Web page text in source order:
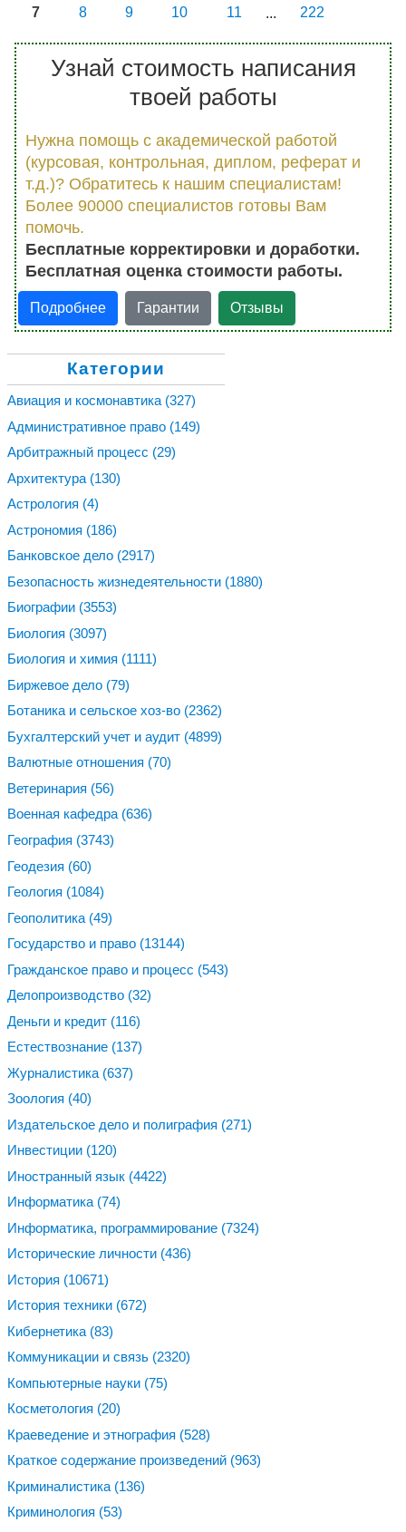
7 8 9 10 11 ... 222
Узнай стоимость написания
твоей работы
Нужна помощь с академической работой
(курсовая, контрольная, диплом, реферат и
т.д.)? Обратитесь к нашим специалистам!
Более 90000 специалистов готовы Вам
помочь.
Бесплатные корректировки и доработки.
Бесплатная оценка стоимости работы.
Подробнее Гарантии Отзывы
Категории
Авиация и космонавтика (327)
Административное право (149)
Арбитражный процесс (29)
Архитектура (130)
Астрология (4)
Астрономия (186)
Банковское дело (2917)
Безопасность жизнедеятельности (1880)
Биографии (3553)
Биология (3097)
Биология и химия (1111)
Биржевое дело (79)
Ботаника и сельское хоз-во (2362)
Бухгалтерский учет и аудит (4899)
Валютные отношения (70)
Ветеринария (56)
Военная кафедра (636)
География (3743)
Геодезия (60)
Геология (1084)
Геополитика (49)
Государство и право (13144)
Гражданское право и процесс (543)
Делопроизводство (32)
Деньги и кредит (116)
Естествознание (137)
Журналистика (637)
Зоология (40)
Издательское дело и полиграфия (271)
Инвестиции (120)
Иностранный язык (4422)
Информатика (74)
Информатика, программирование (7324)
Исторические личности (436)
История (10671)
История техники (672)
Кибернетика (83)
Коммуникации и связь (2320)
Компьютерные науки (75)
Косметология (20)
Краеведение и этнография (528)
Краткое содержание произведений (963)
Криминалистика (136)
Криминология (53)